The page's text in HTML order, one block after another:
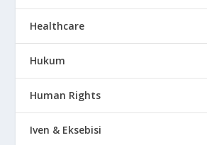
Healthcare
Hukum
Human Rights
Iven & Eksebisi